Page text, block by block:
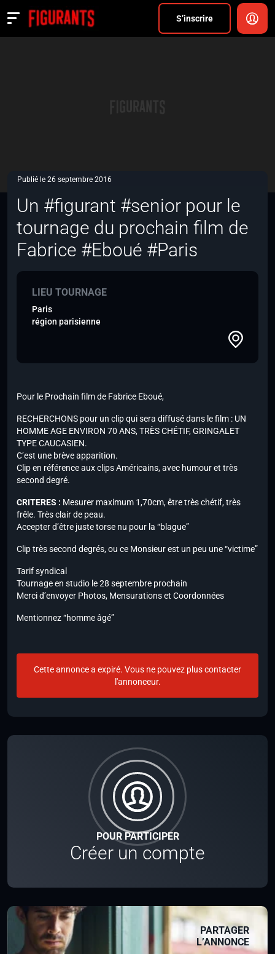
S’inscrire
Actualités
POUR PARTICIPER
Créer un compte
PARTAGER
L’ANNONCE
Publié le 26 septembre 2016
Un #figurant #senior pour le
tournage du prochain film de
Fabrice #Eboué #Paris
LIEU TOURNAGE
Paris
région parisienne
Pour le Prochain film de Fabrice Eboué,
RECHERCHONS pour un clip qui sera diffusé dans le film : UN
HOMME AGE ENVIRON 70 ANS, TRÈS CHÉTIF, GRINGALET
TYPE CAUCASIEN.
C’est une brève apparition.
Clip en référence aux clips Américains, avec humour et très
second degré.
CRITERES : Mesurer maximum 1,70cm, être très chétif, très
frêle. Trèsclair de peau.
Accepter d’être juste torse nu pour la “blague”
Clip très second degrés, ou ce Monsieur est un peu une “victime”
Tarif syndical
Tournage en studio le 28 septembre prochain
Merci d’envoyer Photos, Mensurations et Coordonnées
Mentionnez “homme âgé”
Cette annonce a expiré. Vous ne pouvez plus contacter
l'annonceur.